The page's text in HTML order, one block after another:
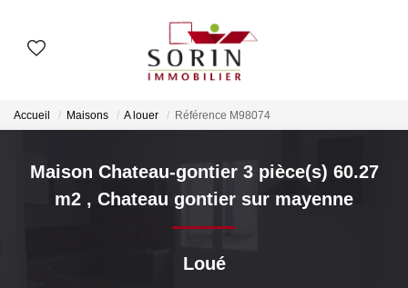
Nos Agences
Notre Histoire
ESTIMER
Estimation En Ligne
Accueil Maisons A louer Référence M98074
Maison Chateau-gontier 3 pièce(s) 60.27
m2 , Chateau gontier sur mayenne
Loué